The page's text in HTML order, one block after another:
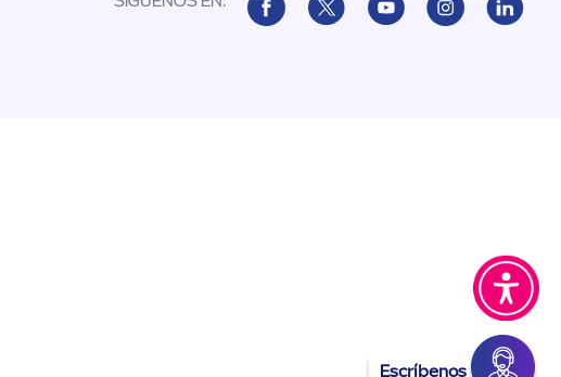
Escríbenos